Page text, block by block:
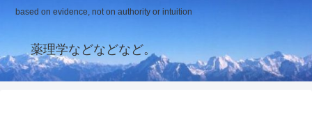
based on evidence, not on authority or intuition
薬理学などなどなど。